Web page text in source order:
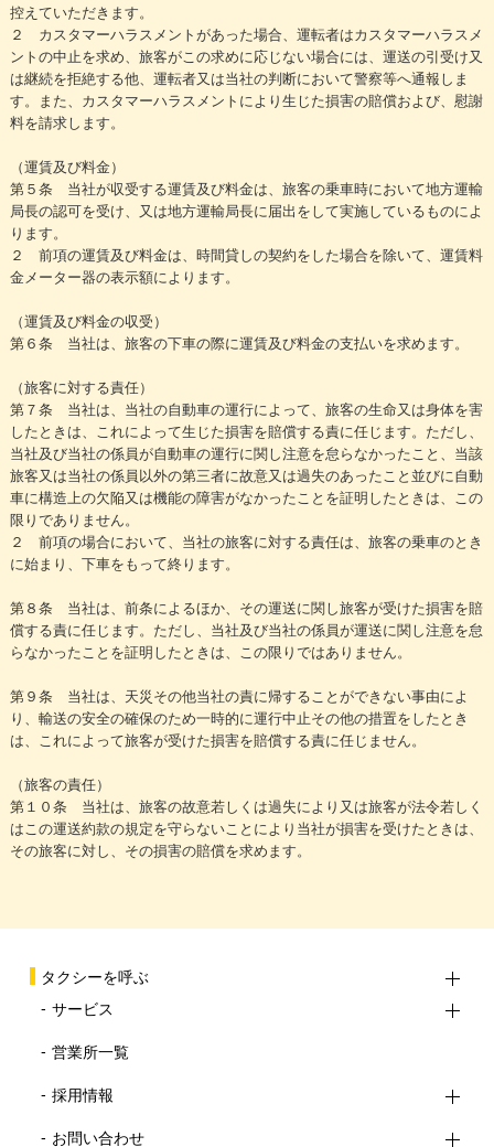
控えていただきます。
２ カスタマーハラスメントがあった場合、運転者はカスタマーハラスメ
ントの中止を求め、旅客がこの求めに応じない場合には、運送の引受け又
は継続を拒絶する他、運転者又は当社の判断において警察等へ通報しま
す。また、カスタマーハラスメントにより生じた損害の賠償および、慰謝
料を請求します。
（運賃及び料金）
第５条 当社が収受する運賃及び料金は、旅客の乗車時において地方運輸
局長の認可を受け、又は地方運輸局長に届出をして実施しているものによ
ります。
２ 前項の運賃及び料金は、時間貸しの契約をした場合を除いて、運賃料
金メーター器の表示額によります。
（運賃及び料金の収受）
第６条 当社は、旅客の下車の際に運賃及び料金の支払いを求めます。
（旅客に対する責任）
第７条 当社は、当社の自動車の運行によって、旅客の生命又は身体を害
したときは、これによって生じた損害を賠償する責に任じます。ただし、
当社及び当社の係員が自動車の運行に関し注意を怠らなかったこと、当該
旅客又は当社の係員以外の第三者に故意又は過失のあったこと並びに自動
車に構造上の欠陥又は機能の障害がなかったことを証明したときは、この
限りでありません。
２ 前項の場合において、当社の旅客に対する責任は、旅客の乗車のとき
に始まり、下車をもって終ります。
第８条 当社は、前条によるほか、その運送に関し旅客が受けた損害を賠
償する責に任じます。ただし、当社及び当社の係員が運送に関し注意を怠
らなかったことを証明したときは、この限りではありません。
第９条 当社は、天災その他当社の責に帰することができない事由によ
り、輸送の安全の確保のため一時的に運行中止その他の措置をしたとき
は、これによって旅客が受けた損害を賠償する責に任じません。
（旅客の責任）
第１０条 当社は、旅客の故意若しくは過失により又は旅客が法令若しく
はこの運送約款の規定を守らないことにより当社が損害を受けたときは、
その旅客に対し、その損害の賠償を求めます。
タクシーを呼ぶ
サービス
営業所一覧
採用情報
お問い合わせ